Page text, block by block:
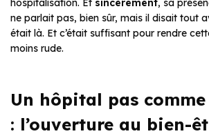
hospitalisation. Et sincèrement, sa
ne parlait pas, bien sûr, mais il disait tout
était là. Et c’était suffisant pour rendre
moins rude.
Un hôpital pas
: l’ouverture au bien-